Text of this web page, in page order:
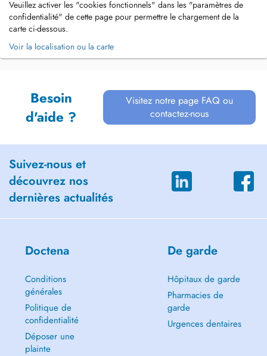
Veuillez activer les "cookies fonctionnels" dans les "paramètres de
confidentialité" de cette page pour permettre le chargement de la
carte ci-dessous.
Voir la localisation ou la carte
Besoin
d'aide ?
Visitez notre page FAQ ou
contactez-nous
Suivez-nous et
découvrez nos
dernières actualités
Doctena
Conditions
générales
Politique de
confidentialité
Déposer une
plainte
De garde
Hôpitaux de garde
Pharmacies de
garde
Urgences dentaires